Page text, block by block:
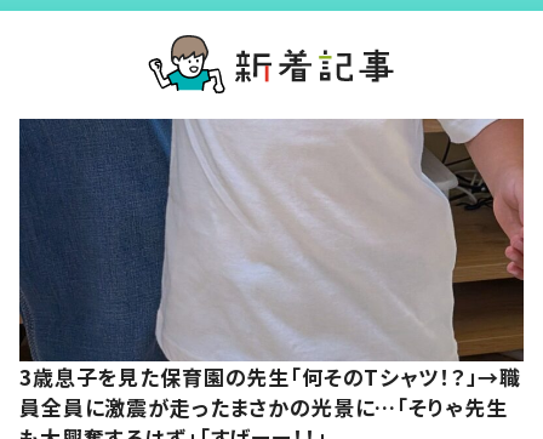
3歳息子を見た保育園の先生「何そのTシャツ！？」→職
員全員に激震が走ったまさかの光景に…「そりゃ先生